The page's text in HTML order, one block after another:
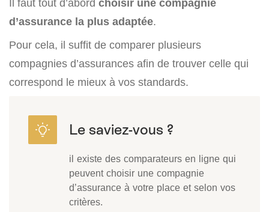
d’assurance la plus adaptée.
Pour cela, il suffit de comparer plusieurs
compagnies d’assurances afin de trouver celle qui
correspond le mieux à vos standards.
il existe des comparateurs en ligne qui
peuvent choisir une compagnie
d’assurance à votre place et selon vos
critères.